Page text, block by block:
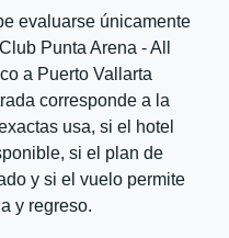
evaluarse únicamente
Punta Arena - All
a Puerto Vallarta
corresponde a la
usa, si el hotel
si el plan de
y si el vuelo permite
y regreso.